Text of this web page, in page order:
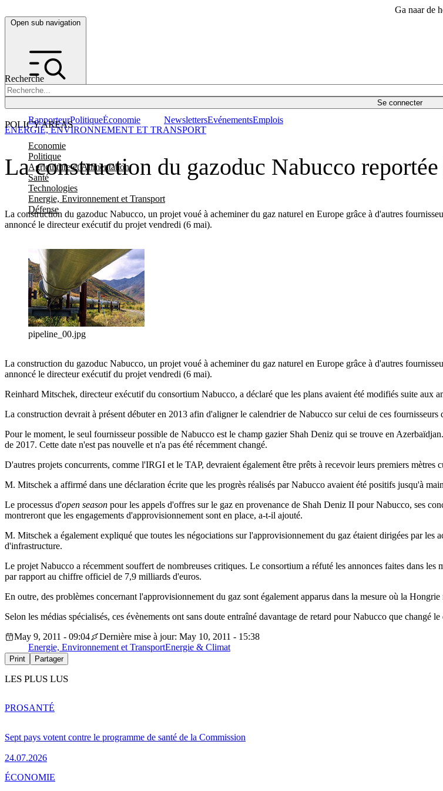
Ga naar de
Open sub navigation
Recherche
Se connecter
POLICY AREAS
Economie
Politique
Agriculture et Alimentation
Santé
Technologies
Energie, Environnement et Transport
Défense
RapporteurPolitiqueÉconomie NewslettersEvénementsEmplois
La construction du gazoduc Nabucco
La construction du gazoduc Nabucco, un projet voué à acheminer du gaz naturel en Europe grâce à d'autres
annoncé le directeur exécutif du projet vendredi (6 mai).
ENERGIE, ENVIRONNEMENT ET TRANSPORT
pipeline_00.jpg
La construction du gazoduc Nabucco, un projet voué à acheminer du gaz naturel en Europe grâce à d'autres
annoncé le directeur exécutif du projet vendredi (6 mai).
Reinhard Mitschek, directeur exécutif du consortium Nabucco, a déclaré que les plans avaient été modifiés suite aux
La construction devrait à présent débuter en 2013 afin d'aligner le calendrier de Nabucco sur celui de ces
Pour le moment, le seul fournisseur possible de Nabucco est le champ gazier Shah Deniz qui se trouve en
de 2017. Cette date n'est pas nouvelle et n'a pas été récemment changé.
D'autres projets concurrents, comme l'IRGI et le TAP, devraient également être prêts à recevoir leurs premiers mètres
M. Mitschek a affirmé dans une déclaration écrite que les progrès réalisés par Nabucco avaient été positifs jusqu'à
Le processus d'open season pour les appels d'offres sur le gaz en provenance de Shah Deniz II pour Nabucco, ses
montreront que les engagements d'approvisionnement sont en place, a-t-il ajouté.
M. Mitschek a également expliqué que toutes les négociations sur l'approvisionnement du gaz étaient dirigées par les
d'infrastructure.
Le projet Nabucco a récemment souffert de nombreuses critiques. Le consortium a réfuté les annonces faites dans
par rapport au chiffre officiel de 7,9 milliards d'euros.
En outre, des problèmes concernant l'approvisionnement du gaz sont également apparus dans la mesure où la
Selon les médias spécialisés, ces évènements ont sans doute entraîné davantage de retard pour Nabucco que changé
May 9, 2011 - 09:04
Dernière mise à jour: May 10, 2011 - 15:38
Energie, Environnement et TransportEnergie & Climat
Print Partager
LES PLUS LUS
Sept pays votent contre le programme de santé de la Commission
24.07.2026
PROSANTÉ
ÉCONOMIE